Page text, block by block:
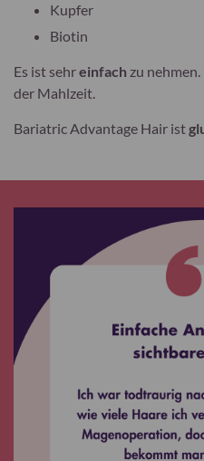
Kupfer
Biotin
Es ist sehreinfach zu
der Mahlzeit.
Bariatric Advantage Hair ist